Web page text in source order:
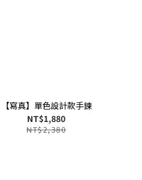
【寫真】單色設計款手鍊
NT$1,880
NT$2,380